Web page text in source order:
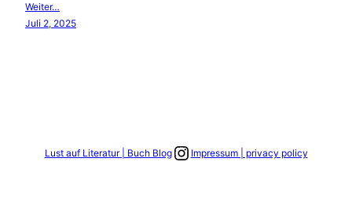
Weiter…
Juli 2, 2025
Lust auf Literatur | Buch BlogLink zum Instagram Account
Impressum | privacy policy